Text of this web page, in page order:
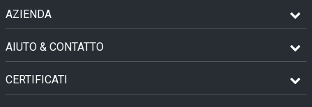
AZIENDA
AIUTO & CONTATTO
CERTIFICATI